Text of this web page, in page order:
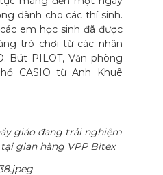
dành cho các thí sinh.
em học sinh đã được
trò chơi từ các nhãn
Bút PILOT, Văn phòng
CASIO từ Anh Khuê
giáo đang trải nghiệm
gian hàng VPP Bitex